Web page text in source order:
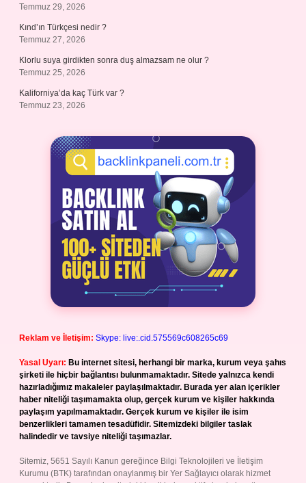
Temmuz 29, 2026
Kınd’ın Türkçesi nedir ?
Temmuz 27, 2026
Klorlu suya girdikten sonra duş almazsam ne olur ?
Temmuz 25, 2026
Kaliforniya’da kaç Türk var ?
Temmuz 23, 2026
Reklam ve İletişim: Skype: live:.cid.575569c608265c69
Yasal Uyarı: Bu internet sitesi, herhangi bir marka, kurum veya şahıs
şirketi ile hiçbir bağlantısı bulunmamaktadır. Sitede yalnızca kendi
hazırladığımız makaleler paylaşılmaktadır. Burada yer alan içerikler
haber niteliği taşımamakta olup, gerçek kurum ve kişiler hakkında
paylaşım yapılmamaktadır. Gerçek kurum ve kişiler ile isim
benzerlikleri tamamen tesadüfidir. Sitemizdeki bilgiler taslak
halindedir ve tavsiye niteliği taşımazlar.
Sitemiz, 5651 Sayılı Kanun gereğince Bilgi Teknolojileri ve İletişim
Kurumu (BTK) tarafından onaylanmış bir Yer Sağlayıcı olarak hizmet